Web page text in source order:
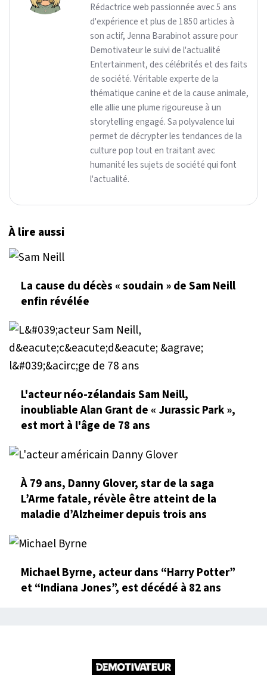
Rédactrice web passionnée avec 5 ans
d'expérience et plus de 1850 articles à
son actif, Jenna Barabinot assure pour
Demotivateur le suivi de l'actualité
Entertainment, des célébrités et des faits
de société. Véritable experte de la
thématique canine et de la cause animale,
elle allie une plume rigoureuse à un
storytelling engagé. Sa polyvalence lui
permet de décrypter les tendances de la
culture pop tout en traitant avec
humanité les sujets de société qui font
l'actualité.
À lire aussi
La cause du décès « soudain » de Sam Neill
enfin révélée
L'acteur néo-zélandais Sam Neill,
inoubliable Alan Grant de « Jurassic Park »,
est mort à l'âge de 78 ans
À 79 ans, Danny Glover, star de la saga
L’Arme fatale, révèle être atteint de la
maladie d’Alzheimer depuis trois ans
Michael Byrne, acteur dans “Harry Potter”
et “Indiana Jones”, est décédé à 82 ans